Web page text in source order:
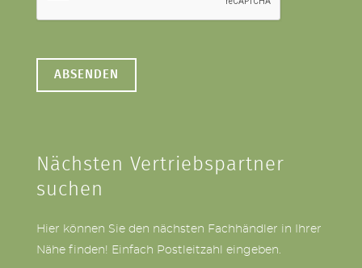
Nächsten Vertriebspartner
suchen
Hier können Sie den nächsten Fachhändler in Ihrer
Nähe finden! Einfach Postleitzahl eingeben.